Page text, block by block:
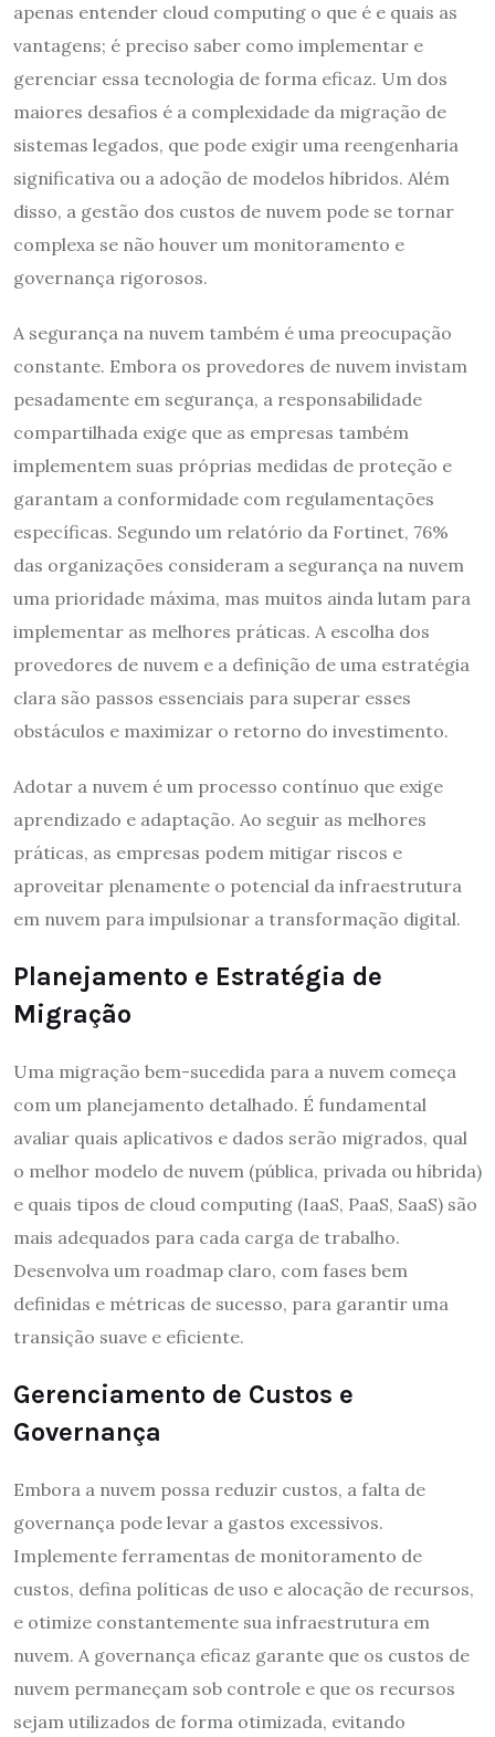
apenas entender cloud computing o que é e quais as
vantagens; é preciso saber como implementar e
gerenciar essa tecnologia de forma eficaz. Um dos
maiores desafios é a complexidade da migração de
sistemas legados, que pode exigir uma reengenharia
significativa ou a adoção de modelos híbridos. Além
disso, a gestão dos custos de nuvem pode se tornar
complexa se não houver um monitoramento e
governança rigorosos.
A segurança na nuvem também é uma preocupação
constante. Embora os provedores de nuvem invistam
pesadamente em segurança, a responsabilidade
compartilhada exige que as empresas também
implementem suas próprias medidas de proteção e
garantam a conformidade com regulamentações
específicas. Segundo um relatório da Fortinet, 76%
das organizações consideram a segurança na nuvem
uma prioridade máxima, mas muitos ainda lutam para
implementar as melhores práticas. A escolha dos
provedores de nuvem e a definição de uma estratégia
clara são passos essenciais para superar esses
obstáculos e maximizar o retorno do investimento.
Adotar a nuvem é um processo contínuo que exige
aprendizado e adaptação. Ao seguir as melhores
práticas, as empresas podem mitigar riscos e
aproveitar plenamente o potencial da infraestrutura
em nuvem para impulsionar a transformação digital.
Planejamento e Estratégia de
Migração
Uma migração bem-sucedida para a nuvem começa
com um planejamento detalhado. É fundamental
avaliar quais aplicativos e dados serão migrados, qual
o melhor modelo de nuvem (pública, privada ou híbrida)
e quais tipos de cloud computing (IaaS, PaaS, SaaS) são
mais adequados para cada carga de trabalho.
Desenvolva um roadmap claro, com fases bem
definidas e métricas de sucesso, para garantir uma
transição suave e eficiente.
Gerenciamento de Custos e
Governança
Embora a nuvem possa reduzir custos, a falta de
governança pode levar a gastos excessivos.
Implemente ferramentas de monitoramento de
custos, defina políticas de uso e alocação de recursos,
e otimize constantemente sua infraestrutura em
nuvem. A governança eficaz garante que os custos de
nuvem permaneçam sob controle e que os recursos
sejam utilizados de forma otimizada, evitando